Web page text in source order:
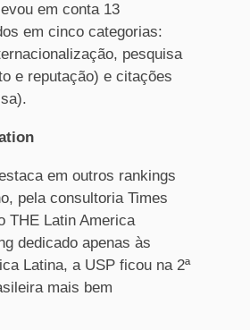
em conta 13
em cinco categorias:
pesquisa
e reputação) e citações
em outros rankings
pela consultoria Times
THE Latin America
dedicado apenas às
Latina, a USP ficou na 2ª
mais bem